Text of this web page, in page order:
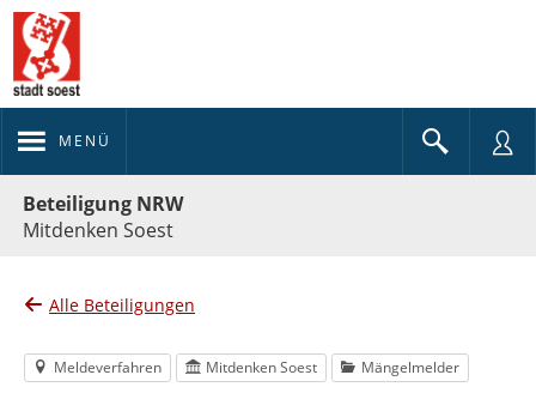
MENÜ
Beteiligung NRW
Mitdenken Soest
Alle Beteiligungen
Meldeverfahren Mitdenken Soest Mängelmelder